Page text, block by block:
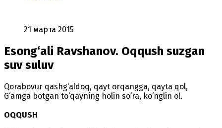
21 марта 2015
Esong‘ali Ravshanov. Oqqush suzgan
suv suluv
Qorabovur qashg‘aldoq, qayt orqangga, qayta qol,
G‘amga botgan to‘qayning holin so‘ra, ko‘nglin ol.
OQQUSH